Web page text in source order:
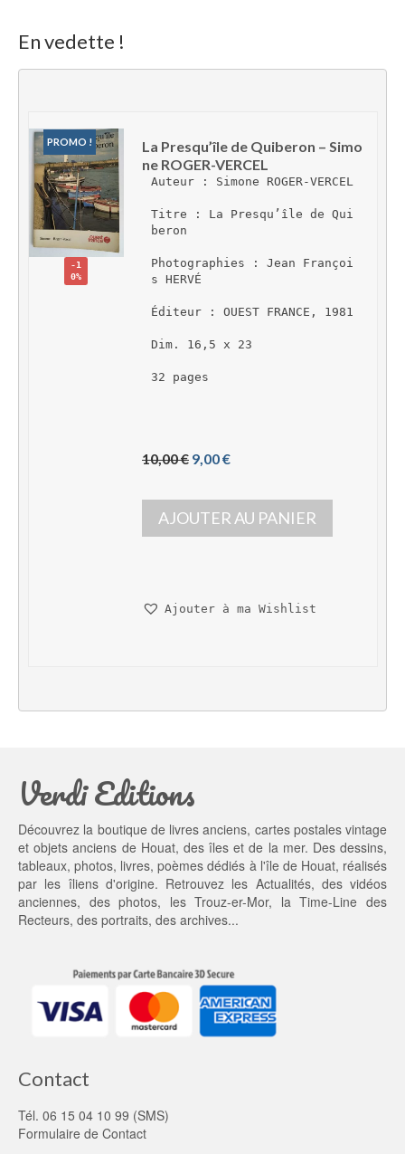
En vedette !
PROMO !
-1
0%
La Presqu’île de Quiberon – Simo
ne ROGER-VERCEL
Auteur : Simone ROGER-VERCEL
Titre : La Presqu’île de Qui
beron
Photographies : Jean Françoi
s HERVÉ
Éditeur : OUEST FRANCE, 1981
Dim. 16,5 x 23
32 pages
10,00 € L
p
r
i
i
é
t :
0,
0
0 €.
9,00 €L
p
r
i
s
AJOUTER AU PANIER
Ajouter à ma Wishlist
Verdi Editions
Découvrez la boutique de livres anciens, cartes postales vintage
et objets anciens de Houat, des îles et de la mer. Des dessins,
tableaux, photos, livres, poèmes dédiés à l'île de Houat, réalisés
par les îliens d'origine. Retrouvez les Actualités, des vidéos
anciennes, desphotos, lesTrouz-er-Mor, laTime-Line des
Recteurs, des portraits, des archives...
Contact
Tél. 06 15 04 10 99 (SMS)
Formulaire de Contact